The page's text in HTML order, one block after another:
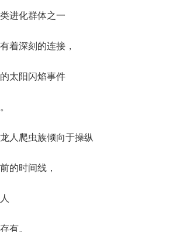
进化群体之一
着深刻的连接，
太阳闪焰事件
人爬虫族倾向于操纵
的时间线，
有。